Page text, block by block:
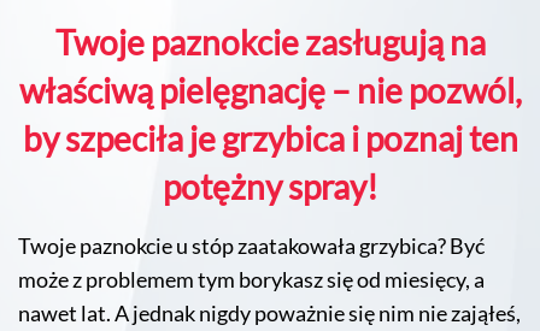
Twoje paznokcie zasługują na
właściwą pielęgnację – nie pozwól,
by szpeciła je grzybica i poznaj ten
potężny spray!
Twoje paznokcie u stóp zaatakowała grzybica? Być
może z problemem tym borykasz się od miesięcy, a
nawet lat. A jednak nigdy poważnie się nim nie zająłeś,